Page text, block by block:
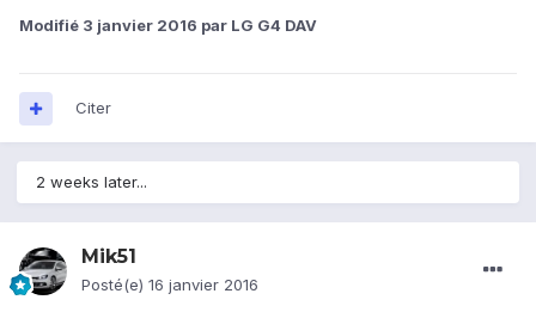
Modifié 3 janvier 2016 par LG G4 DAV
Citer
2 weeks later...
Mik51
Posté(e) 16 janvier 2016